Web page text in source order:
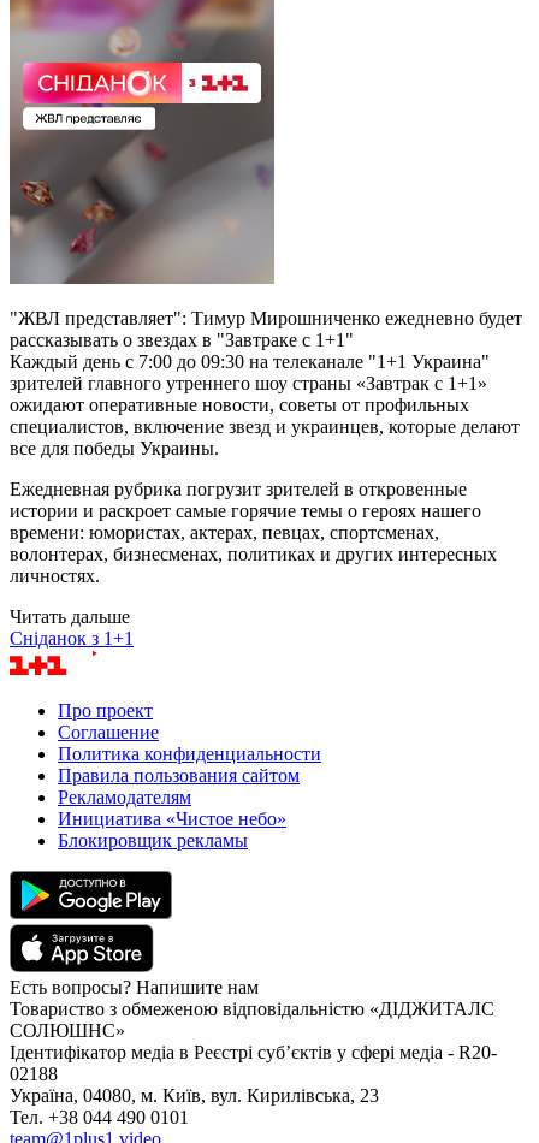
"ЖВЛ представляет": Тимур Мирошниченко ежедневно будет
рассказывать о звездах в "Завтраке с 1+1"
Каждый день с 7:00 до 09:30 на телеканале "1+1 Украина"
зрителей главного утреннего шоу страны «Завтрак с 1+1»
ожидают оперативные новости, советы от профильных
специалистов, включение звезд и украинцев, которые делают
все для победы Украины.
Ежедневная рубрика погрузит зрителей в откровенные
истории и раскроет самые горячие темы о героях нашего
времени: юмористах, актерах, певцах, спортсменах,
волонтерах, бизнесменах, политиках и других интересных
личностях.
Читать дальше
Сніданок з 1+1
Про проект
Соглашение
Политика конфиденциальности
Правила пользования сайтом
Рекламодателям
Инициатива «Чистое небо»
Блокировщик рекламы
Есть вопросы? Напишите нам
Товариство з обмеженою відповідальністю «ДІДЖИТАЛС
СОЛЮШНС»
Ідентифікатор медіа в Реєстрі суб’єктів у сфері медіа - R20-
02188
Україна, 04080, м. Київ, вул. Кирилівська, 23
Тел. +38 044 490 0101
team@1plus1.video